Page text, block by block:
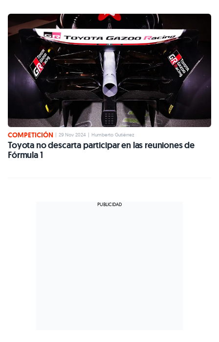
COMPETICIÓN 29 Nov 2024 Humberto Gutiérrez
Toyota no descarta participar en las reuniones de
Fórmula 1